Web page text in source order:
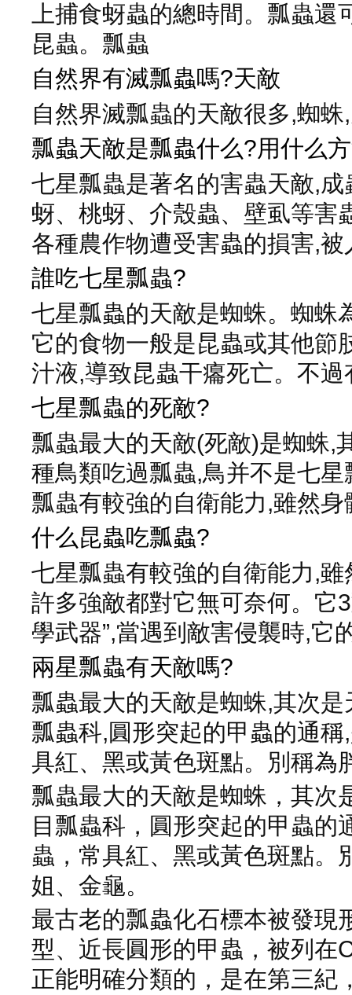
上捕食蚜蟲的總時間。瓢蟲
昆蟲。瓢蟲
自然界有滅瓢蟲嗎?天敵
自然界滅瓢蟲的天敵很多,蜘
瓢蟲天敵是瓢蟲什么?用什么
七星瓢蟲是著名的害蟲天敵,
蚜、桃蚜、介殼蟲、壁虱等害
各種農作物遭受害蟲的損害,被
誰吃七星瓢蟲?
七星瓢蟲的天敵是蜘蛛。蜘蛛
它的食物一般是昆蟲或其他節
汁液,導致昆蟲干癟死亡。不
七星瓢蟲的死敵?
瓢蟲最大的天敵(死敵)是蜘蛛,
種鳥類吃過瓢蟲,鳥并不是七
瓢蟲有較強的自衛能力,雖然
什么昆蟲吃瓢蟲?
七星瓢蟲有較強的自衛能力,
許多強敵都對它無可奈何。它
學武器”,當遇到敵害侵襲時,它
兩星瓢蟲有天敵嗎?
瓢蟲最大的天敵是蜘蛛,其次
瓢蟲科,圓形突起的甲蟲的通
具紅、黑或黃色斑點。別稱為
瓢蟲最大的天敵是蜘蛛，其次
目瓢蟲科，圓形突起的甲蟲的
蟲，常具紅、黑或黃色斑點。
姐、金龜。
最古老的瓢蟲化石標本被發現
型、近長圓形的甲蟲，被列在
正能明確分類的，是在第三紀